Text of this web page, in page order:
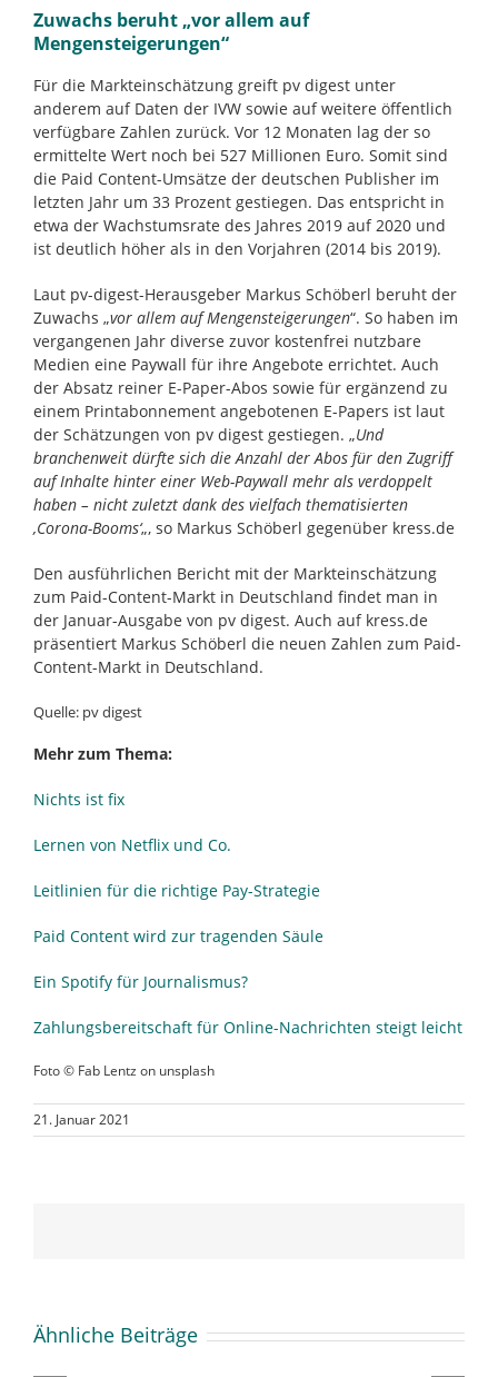
Zuwachs beruht „vor allem auf
Mengensteigerungen“
Für die Markteinschätzung greift pv digest unter
anderem auf Daten der IVW sowie auf weitere öffentlich
verfügbare Zahlen zurück. Vor 12 Monaten lag der so
ermittelte Wert noch bei 527 Millionen Euro. Somit sind
die Paid Content-Umsätze der deutschen Publisher im
letzten Jahr um 33 Prozent gestiegen. Das entspricht in
etwa der Wachstumsrate des Jahres 2019 auf 2020 und
ist deutlich höher als in den Vorjahren (2014 bis 2019).
Laut pv-digest-Herausgeber Markus Schöberl beruht der
Zuwachs „vor allem auf Mengensteigerungen“. So haben im
vergangenen Jahr diverse zuvor kostenfrei nutzbare
Medien eine Paywall für ihre Angebote errichtet. Auch
der Absatz reiner E-Paper-Abos sowie für ergänzend zu
einem Printabonnement angebotenen E-Papers ist laut
der Schätzungen von pv digest gestiegen. „Und
branchenweit dürfte sich die Anzahl der Abos für den Zugriff
auf Inhalte hinter einer Web-Paywall mehr als verdoppelt
haben – nicht zuletzt dank des vielfach thematisierten
‚Corona-Booms‘„, so Markus Schöberl gegenüber kress.de
Den ausführlichen Bericht mit der Markteinschätzung
zum Paid-Content-Markt in Deutschland findet man in
der Januar-Ausgabe von pv digest. Auch auf kress.de
präsentiert Markus Schöberl die neuen Zahlen zum Paid-
Content-Markt in Deutschland.
Quelle: pv digest
Mehr zum Thema:
Nichts ist fix
Lernen von Netflix und Co.
Leitlinien für die richtige Pay-Strategie
Paid Content wird zur tragenden Säule
Ein Spotify für Journalismus?
Zahlungsbereitschaft für Online-Nachrichten steigt leicht
Foto © Fab Lentz on unsplash
21. Januar 2021
Ähnliche Beiträge